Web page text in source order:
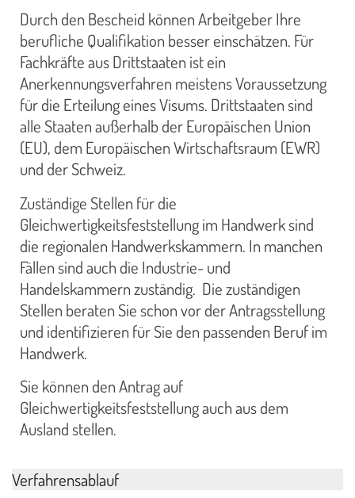
Durch den Bescheid können Arbeitgeber Ihre
berufliche Qualifikation besser einschätzen. Für
Fachkräfte aus Drittstaaten ist ein
Anerkennungsverfahren meistens Voraussetzung
für die Erteilung eines Visums. Drittstaaten sind
alle Staaten außerhalb der Europäischen Union
(EU), dem Europäischen Wirtschaftsraum (EWR)
und der Schweiz.
Zuständige Stellen für die
Gleichwertigkeitsfeststellung im Handwerk sind
die regionalen Handwerkskammern. In manchen
Fällen sind auch die Industrie- und
Handelskammern zuständig. Die zuständigen
Stellen beraten Sie schon vor der Antragsstellung
und identifizieren für Sie den passenden Beruf im
Handwerk.
Sie können den Antrag auf
Gleichwertigkeitsfeststellung auch aus dem
Ausland stellen.
Verfahrensablauf